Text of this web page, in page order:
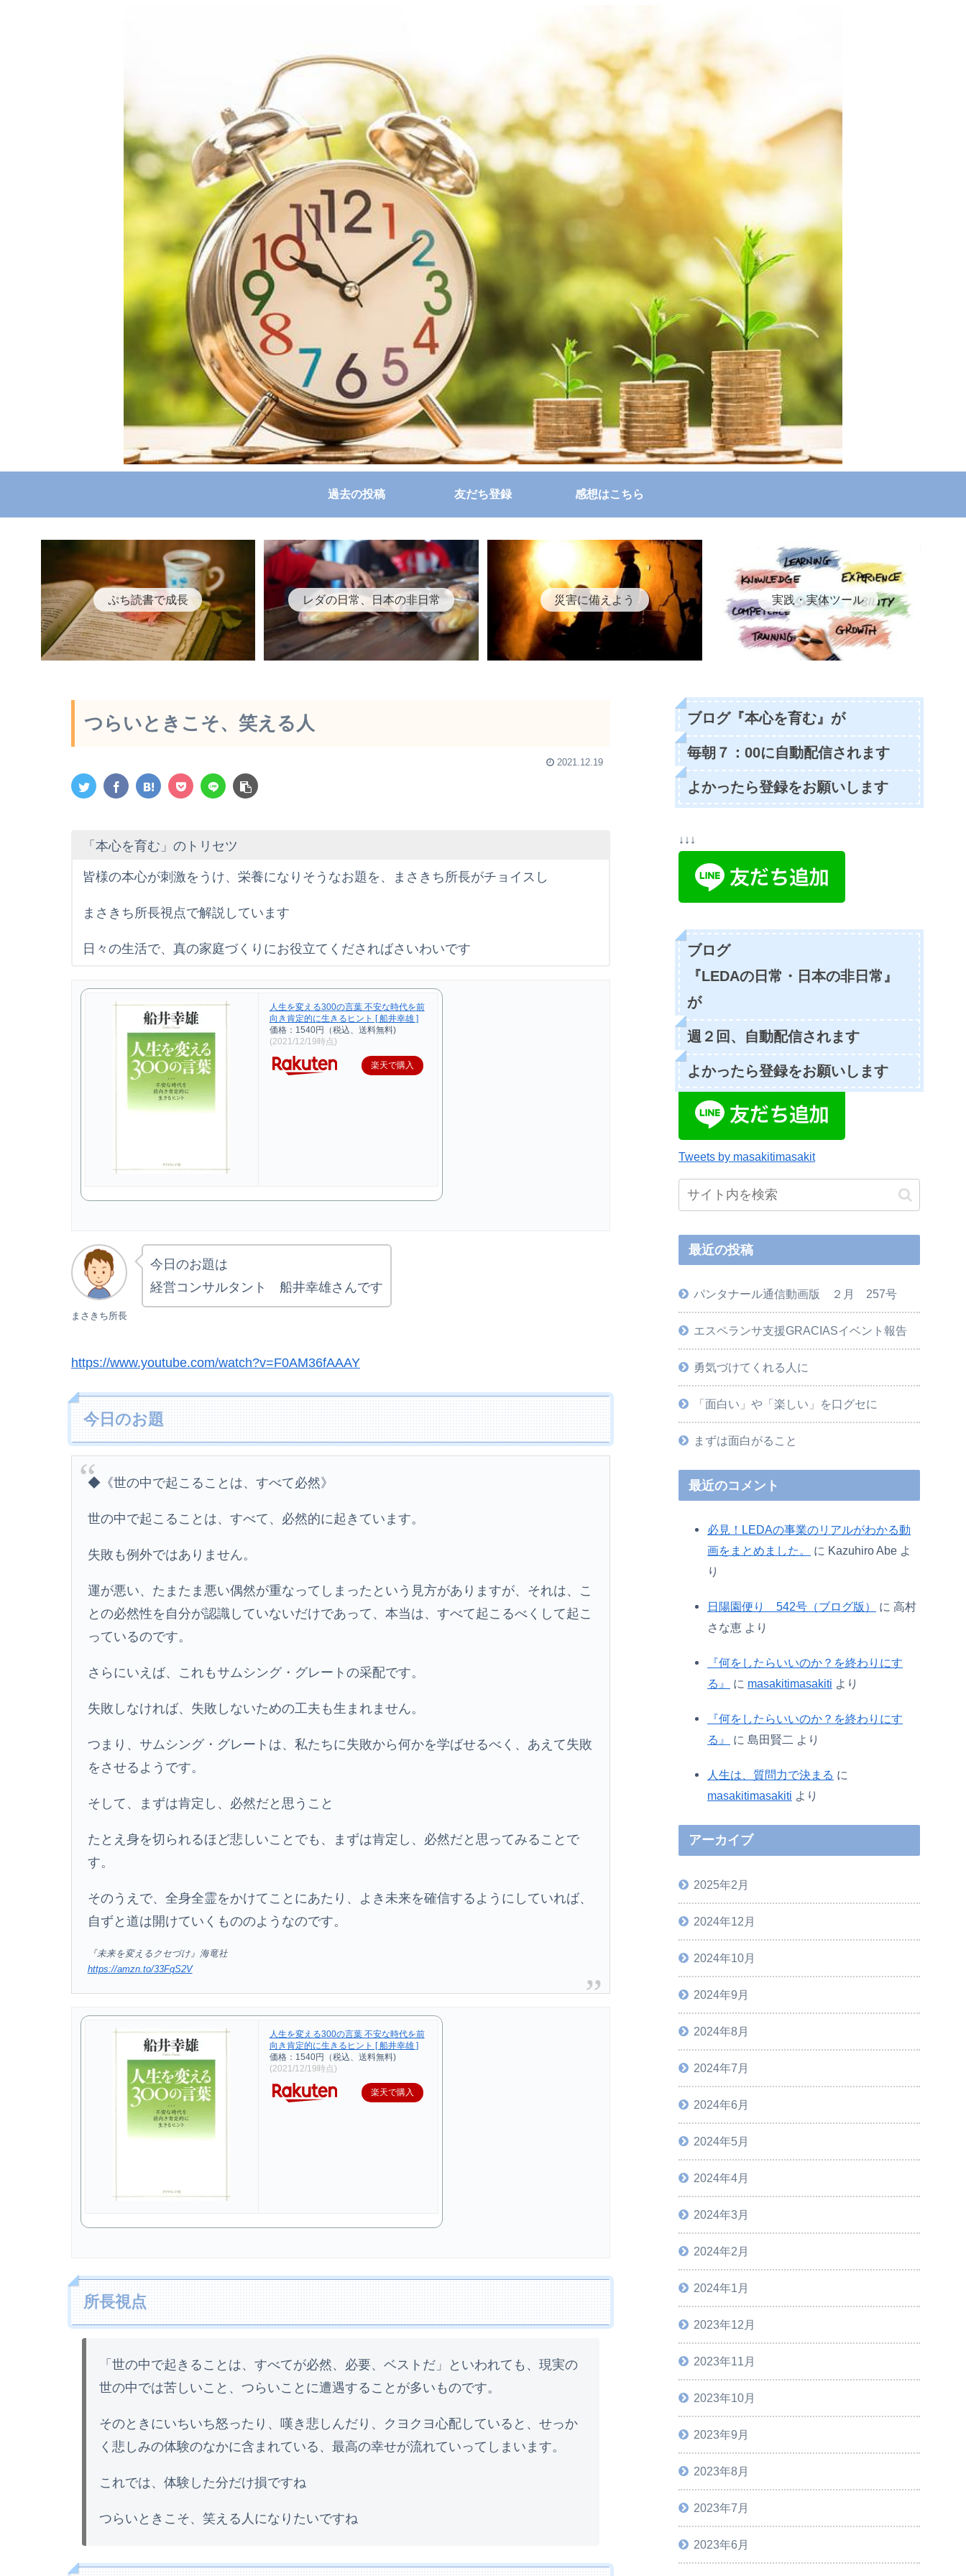
過去の投稿 友だち登録 感想はこちら
ぷち読書で成長 レダの日常、日本の非日常 災害に備えよう 実践・実体ツール
つらいときこそ、笑える人
2021.12.19
「本心を育む」のトリセツ
皆様の本心が刺激をうけ、栄養になりそうなお題を、まさきち所長がチョイスし
まさきち所長視点で解説しています
日々の生活で、真の家庭づくりにお役立てくださればさいわいです
人生を変える300の言葉 不安な時代を前
向き肯定的に生きるヒント [ 船井幸雄 ]
価格：1540円（税込、送料無料)
(2021/12/19時点)
楽天で購入
まさきち所長
今日のお題は
経営コンサルタント 船井幸雄さんです
https://www.youtube.com/watch?v=F0AM36fAAAY
今日のお題
◆《世の中で起こることは、すべて必然》
世の中で起こることは、すべて、必然的に起きています。
失敗も例外ではありません。
運が悪い、たまたま悪い偶然が重なってしまったという見方がありますが、それは、こ
との必然性を自分が認識していないだけであって、本当は、すべて起こるべくして起こ
っているのです。
さらにいえば、これもサムシング・グレートの采配です。
失敗しなければ、失敗しないための工夫も生まれません。
つまり、サムシング・グレートは、私たちに失敗から何かを学ばせるべく、あえて失敗
をさせるようです。
そして、まずは肯定し、必然だと思うこと
たとえ身を切られるほど悲しいことでも、まずは肯定し、必然だと思ってみることで
す。
そのうえで、全身全霊をかけてことにあたり、よき未来を確信するようにしていれば、
自ずと道は開けていくもののようなのです。
『未来を変えるクセづけ』海竜社
https://amzn.to/33FqS2V
人生を変える300の言葉 不安な時代を前
向き肯定的に生きるヒント [ 船井幸雄 ]
価格：1540円（税込、送料無料)
(2021/12/19時点)
楽天で購入
所長視点
「世の中で起きることは、すべてが必然、必要、ベストだ」といわれても、現実の
世の中では苦しいこと、つらいことに遭遇することが多いものです。
そのときにいちいち怒ったり、嘆き悲しんだり、クヨクヨ心配していると、せっか
く悲しみの体験のなかに含まれている、最高の幸せが流れていってしまいます。
これでは、体験した分だけ損ですね
つらいときこそ、笑える人になりたいですね
ブログ『本心を育む』が
毎朝７：00に自動配信されます
よかったら登録をお願いします
↓↓↓
ブログ
『LEDAの日常・日本の非日常』
が
週２回、自動配信されます
よかったら登録をお願いします
Tweets by masakitimasakit
最近の投稿
パンタナール通信動画版 ２月 257号
エスペランサ支援GRACIASイベント報告
勇気づけてくれる人に
「面白い」や「楽しい」を口グセに
まずは面白がること
最近のコメント
必見！LEDAの事業のリアルがわかる動
画をまとめました。
に Kazuhiro Abe よ
り
日陽園便り 542号（ブログ版） に 高村
さな恵 より
『何をしたらいいのか？を終わりにす
る』
に masakitimasakiti より
『何をしたらいいのか？を終わりにす
る』
に 島田賢二 より
人生は、質問力で決まる に
masakitimasakiti より
アーカイブ
2025年2月
2024年12月
2024年10月
2024年9月
2024年8月
2024年7月
2024年6月
2024年5月
2024年4月
2024年3月
2024年2月
2024年1月
2023年12月
2023年11月
2023年10月
2023年9月
2023年8月
2023年7月
2023年6月